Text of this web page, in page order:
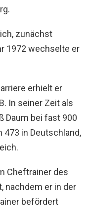
zunächst
1972 wechselte er
erhielt er
In seiner Zeit als
Daum bei fast 900
473 in Deutschland,
Cheftrainer des
nachdem er in der
befördert